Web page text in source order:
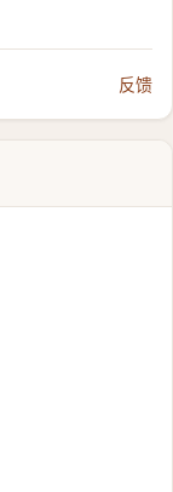
反馈